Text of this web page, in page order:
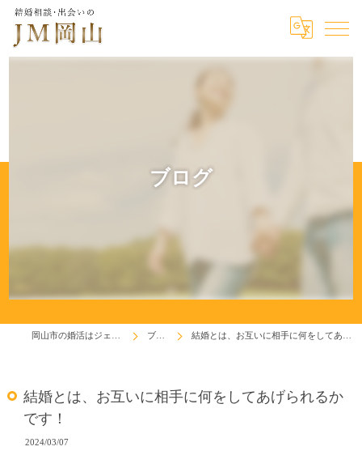
ブログ
ブログ 結婚とは、お互いに相手に何をしてあげられるかです！
結婚とは、お互いに相手に何をしてあげられるか
です！
2024/03/07